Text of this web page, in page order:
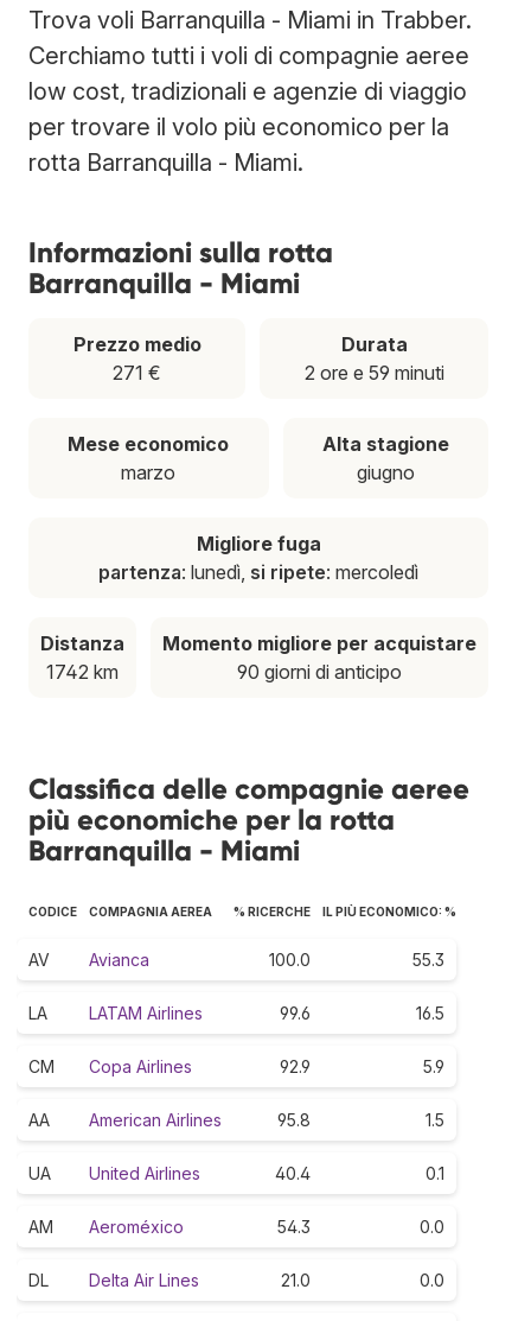
Trova voli Barranquilla - Miami in Trabber.
Cerchiamo tutti i voli di compagnie aeree
low cost, tradizionali e agenzie di viaggio
per trovare il volo più economico per la
rotta Barranquilla - Miami.
Informazioni sulla rotta
Barranquilla - Miami
Prezzo medio
271 €
Durata
2 ore e 59 minuti
Mese economico
marzo
Alta stagione
giugno
Migliore fuga
partenza: lunedì, si ripete: mercoledì
Distanza
1742 km
Momento migliore per acquistare
90 giorni di anticipo
Classifica delle compagnie aeree
più economiche per la rotta
Barranquilla - Miami
CODICE COMPAGNIA AEREA % RICERCHE IL PIÙ ECONOMICO: %
AV Avianca 100.0 55.3
LA LATAM Airlines 99.6 16.5
CM Copa Airlines 92.9 5.9
AA American Airlines 95.8 1.5
UA United Airlines 40.4 0.1
AM Aeroméxico 54.3 0.0
DL Delta Air Lines 21.0 0.0